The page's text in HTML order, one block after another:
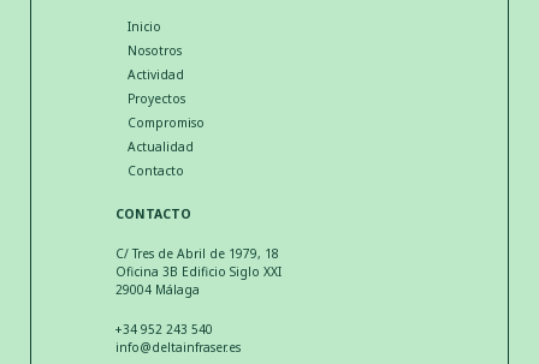
Inicio
Nosotros
Actividad
Proyectos
Compromiso
Actualidad
Contacto
CONTACTO
C/ Tres de Abril de 1979, 18
Oficina 3B Edificio Siglo XXI
29004 Málaga
+34 952 243 540
info@deltainfraser.es